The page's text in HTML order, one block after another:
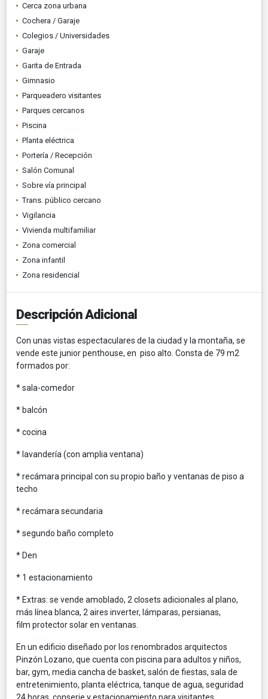
Cerca zona urbana
Cochera / Garaje
Colegios / Universidades
Garaje
Garita de Entrada
Gimnasio
Parqueadero visitantes
Parques cercanos
Piscina
Planta eléctrica
Portería / Recepción
Salón Comunal
Sobre vía principal
Trans. público cercano
Vigilancia
Vivienda multifamiliar
Zona comercial
Zona infantil
Zona residencial
Descripción Adicional
Con unas vistas espectaculares de la ciudad y la montaña, se
vende este junior penthouse, en piso alto. Consta de 79 m2
formados por:
* sala-comedor
* balcón
* cocina
* lavandería (con amplia ventana)
* recámara principal con su propio baño y ventanas de piso a
techo
* recámara secundaria
* segundo baño completo
* Den
* 1 estacionamiento
* Extras: se vende amoblado, 2 closets adicionales al plano,
más línea blanca, 2 aires inverter, lámparas, persianas,
film protector solar en ventanas.
En un edificio diseñado por los renombrados arquitectos
Pinzón Lozano, que cuenta con piscina para adultos y niños,
bar, gym, media cancha de basket, salón de fiestas, sala de
entretenimiento, planta eléctrica, tanque de agua, seguridad